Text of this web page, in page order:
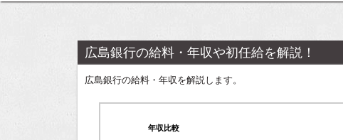
広島銀行の給料・年収や初任給を解説！
広島銀行の給料・年収を解説します。
年収比較